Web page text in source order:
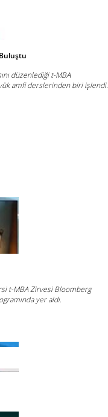
düzenlediği t-MBA
amfi derslerinden biri işlendi.
t-MBA Zirvesi Bloomberg
yer aldı.